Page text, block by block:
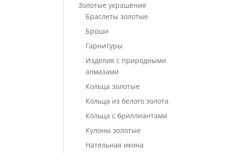
Золотые украшения
Браслеты золотые
Броши
Гарнитуры
Изделия с природными
алмазами
Кольца золотые
Кольца из белого золота
Кольца с бриллиантами
Кулоны золотые
Нательная икона